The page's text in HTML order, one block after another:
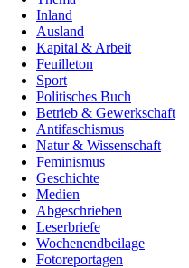
Inland
Ausland
Kapital & Arbeit
Feuilleton
Sport
Politisches Buch
Betrieb & Gewerkschaft
Antifaschismus
Natur & Wissenschaft
Feminismus
Geschichte
Medien
Abgeschrieben
Leserbriefe
Wochenendbeilage
Fotoreportagen